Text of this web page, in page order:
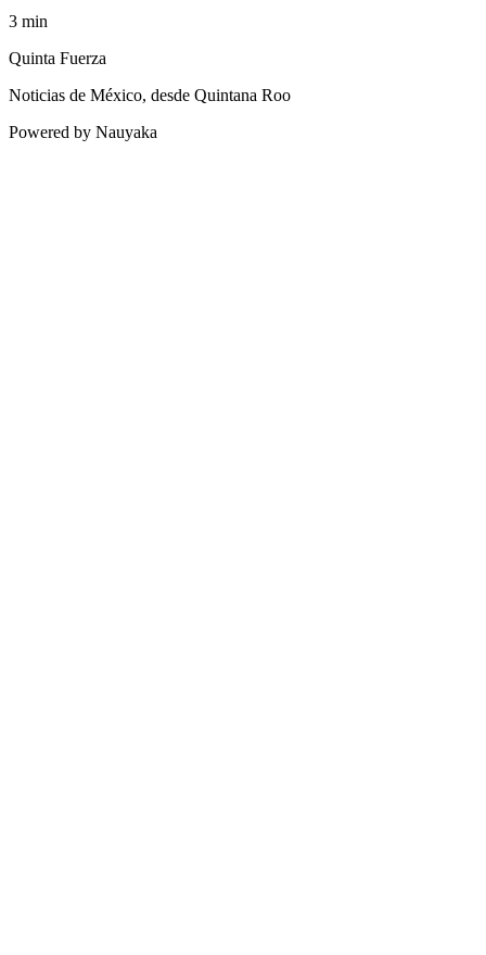
3 min
Quinta Fuerza
Noticias de México, desde Quintana Roo
Powered by Nauyaka